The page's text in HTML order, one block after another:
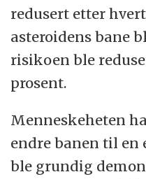
redusert etter
asteroidens bane
risikoen ble
prosent.
Menneskeheten
endre banen til en
ble grundig